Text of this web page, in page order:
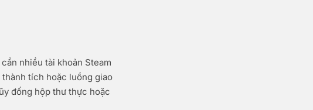
nhiều tài khoản Steam
tích hoặc luồng giao
đống hộp thư thực hoặc